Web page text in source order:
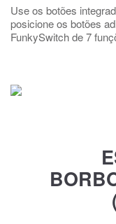
Use os botões
posicione os botões
FunkySwitch de 7